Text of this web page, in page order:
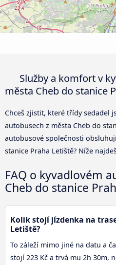
Služby a komfort v
města Cheb do stanice
Chceš zjistit, které třídy sedadel
autobusech z města Cheb do
autobusové společnosti
stanice Praha Letiště? Níže
FAQ o kyvadlovém
Cheb do stanice
Kolik stojí jízdenka na
Letiště?
To záleží mimo jiné na datu a
stojí 223 Kč a trvá mu 2h 30m,